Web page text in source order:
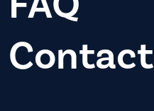
Contact